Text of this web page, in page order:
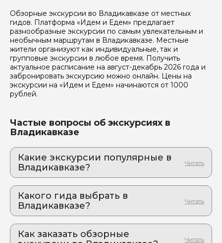
Обзорные экскурсии во Владикавказе от местных
гидов. Платформа «Идем и Едем» предлагает
разнообразные экскурсии по самым увлекательным и
необычным маршрутам в Владикавказе. Местные
жители организуют как индивидуальные, так и
групповые экскурсии в любое время. Получить
актуальное расписание на август-декабрь 2026 года и
забронировать экскурсию можно онлайн. Цены на
экскурсии на «Идем и Едем» начинаются от 1000
рублей.
Частые вопросы об экскурсиях в
Владикавказе
Какие экскурсии популярные в
Владикавказе?
Средневековые замки, горные водопады,
умеренные восхождения
Впечатляющее погружение в богатейшую историю
и культуру Ингушетии и её природу!
2. Авторская индивидуальная экскурсия по
Северной Осетии с аттестованным гидом-
Какого гида выбрать в
Владикавказе?
2. Зарина.А 755
Как заказать обзорные
Я даю своё согласие на обработку персональных
данных
Отправить